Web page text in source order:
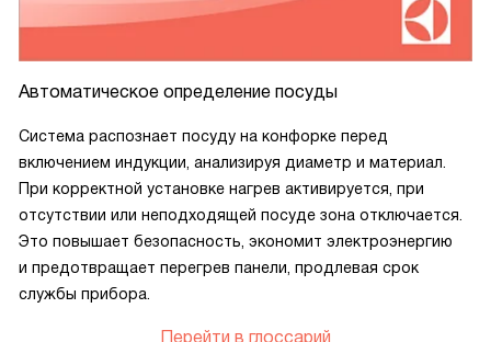
Автоматическое определение посуды
Система распознает посуду на конфорке перед
включением индукции, анализируя диаметр и материал.
При корректной установке нагрев активируется, при
отсутствии или неподходящей посуде зона отключается.
Это повышает безопасность, экономит электроэнергию
и предотвращает перегрев панели, продлевая срок
службы прибора.
Перейти в глоссарий